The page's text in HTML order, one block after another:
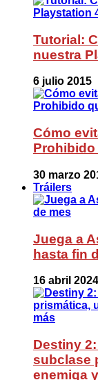
Tutorial:
nuestra
6 julio 2015
Cómo
30 marzo
Tráilers
Juega a
hasta fin
16 abril 2024
Destiny
subclase
enemiga